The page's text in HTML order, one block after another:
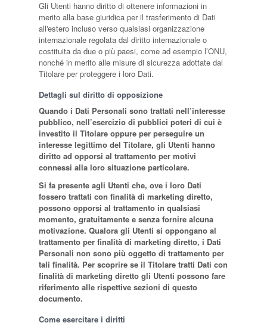
Gli Utenti hanno diritto di ottenere informazioni in
merito alla base giuridica per il trasferimento di Dati
all'estero incluso verso qualsiasi organizzazione
internazionale regolata dal diritto internazionale o
costituita da due o più paesi, come ad esempio l’ONU,
nonché in merito alle misure di sicurezza adottate dal
Titolare per proteggere i loro Dati.
Dettagli sul diritto di opposizione
Quando i Dati Personali sono trattati nell’interesse
pubblico, nell’esercizio di pubblici poteri di cui è
investito il Titolare oppure per perseguire un
interesse legittimo del Titolare, gli Utenti hanno
diritto ad opporsi al trattamento per motivi
connessi alla loro situazione particolare.
Si fa presente agli Utenti che, ove i loro Dati
fossero trattati con finalità di marketing diretto,
possono opporsi al trattamento in qualsiasi
momento, gratuitamente e senza fornire alcuna
motivazione. Qualora gli Utenti si oppongano al
trattamento per finalità di marketing diretto, i Dati
Personali non sono più oggetto di trattamento per
tali finalità. Per scoprire se il Titolare tratti Dati con
finalità di marketing diretto gli Utenti possono fare
riferimento alle rispettive sezioni di questo
documento.
Come esercitare i diritti